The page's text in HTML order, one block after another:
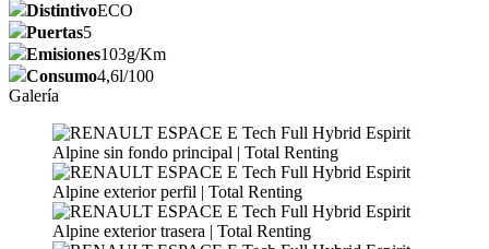
DistintivoECO
Puertas5
Emisiones103g/Km
Consumo4,6l/100
Galería